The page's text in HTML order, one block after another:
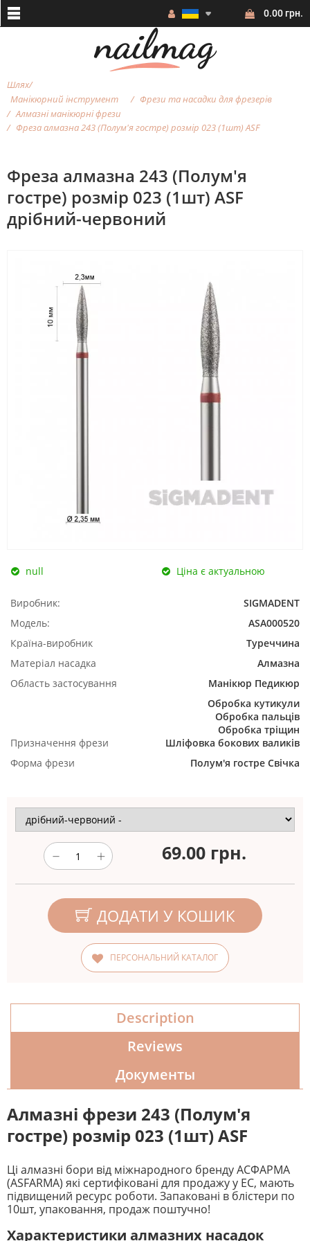
0.00 грн.
Шлях
Манікюрний інструмент
Фрези та насадки для фрезерiв
Алмазні манікюрні фрези
Фреза алмазна 243 (Полум'я гостре) розмір 023 (1шт) ASF
Фреза алмазна 243 (Полум'я
гостре) розмір 023 (1шт) ASF
дрібний-червоний
null Ціна є актуальною
Виробник:
SIGMADENT
Модель:
ASA000520
Країна-виробник
Туреччина
Матеріал насадка
Алмазна
Область застосування
Манікюр Педикюр
Призначення фрези
Обробка кутикули
Обробка пальців
Обробка тріщин
Шліфовка бокових валиків
Форма фрези
Полум'я гостре Свічка
69.00 грн.
ДОДАТИ У КОШИК
ПЕРСОНАЛЬНИЙ КАТАЛОГ
Description
Reviews
Документы
Алмазні фрези 243 (Полум'я
гостре) розмір 023 (1шт) ASF
Ці алмазні бори від міжнародного бренду АСФАРМА
(ASFARMA) які сертифіковані для продажу у ЕС, мають
підвищений ресурс роботи. Запаковані в блістери по
10шт, упаковання, продаж поштучно!
Характеристики алмазних насадок